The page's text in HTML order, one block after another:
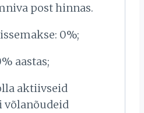
post hinnas.
0%;
aastas;
aktiivseid
võlanõudeid